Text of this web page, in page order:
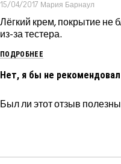
15/04/2017 Мария Барнаул
Лёгкий крем, покрытие не
из-за тестера.
ПОДРОБНЕЕ
Нет, я бы не рекомендовал
Был ли этот отзыв